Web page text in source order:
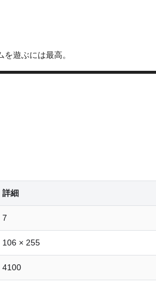
遊ぶには最高。
詳細
7
106 × 255
4100